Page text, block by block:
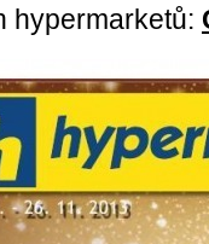
hypermarketů: